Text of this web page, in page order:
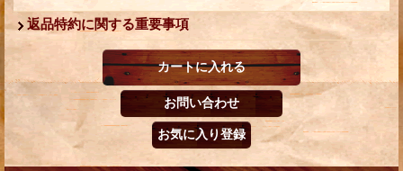
返品特約に関する重要事項